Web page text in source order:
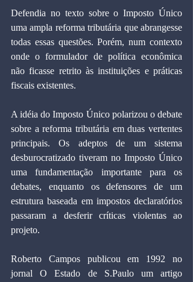
Defendia no texto sobre o Imposto Único
uma ampla reforma tributária que abrangesse
todas essas questões. Porém, num contexto
onde o formulador de política econômica
não ficasse retrito às instituições e práticas
fiscais existentes.
A idéia do Imposto Único polarizou o debate
sobre a reforma tributária em duas vertentes
principais. Os adeptos de um sistema
desburocratizado tiveram no Imposto Único
uma fundamentação importante para os
debates, enquanto os defensores de um
estrutura baseada em impostos declaratórios
passaram a desferir críticas violentas ao
projeto.
Roberto Campos publicou em 1992 no
jornal O Estado de S.Paulo um artigo